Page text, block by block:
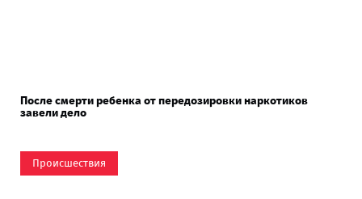
После смерти ребенка от передозировки наркотиков
завели дело
Происшествия